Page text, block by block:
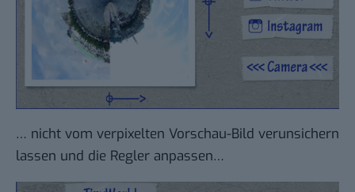
… nicht vom verpixelten Vorschau-Bild verunsichern
lassen und die Regler anpassen…